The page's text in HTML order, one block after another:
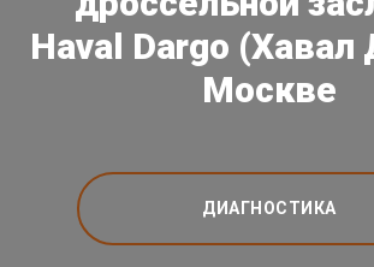
Haval Dargo (Хавал
Москве
ДИАГНОСТИКА